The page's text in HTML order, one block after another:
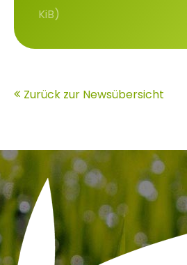
KiB)
Zurück zur Newsübersicht